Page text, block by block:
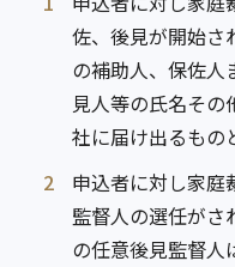
佐、後見が開始さ
の補助人、保佐人
見人等の氏名その
社に届け出るもの
2
申込者に対し家庭
監督人の選任がさ
の任意後見監督人